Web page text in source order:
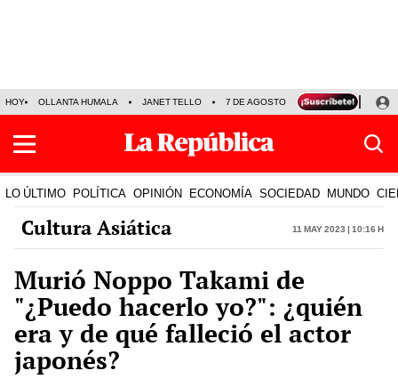
HOY OLLANTA HUMALA JANET TELLO 7 DE AGOSTO TINKA RESULTADOS
LO ÚLTIMO POLÍTICA OPINIÓN ECONOMÍA SOCIEDAD MUNDO
Cultura Asiática 11 May 2023 | 10:16 h
Murió Noppo Takami de
"¿Puedo hacerlo yo?": ¿quién
era y de qué falleció el actor
japonés?